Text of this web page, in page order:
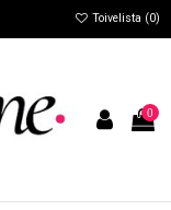
Toivelista (0)
0